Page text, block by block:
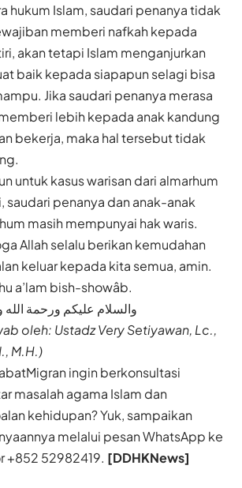
hukum Islam, saudari penanya tidak
memberi nafkah kepada
akan tetapi Islam menganjurkan
baik kepada siapapun selagi bisa
Jika saudari penanya merasa
lebih kepada anak kandung
bekerja, maka hal tersebut tidak
untuk kasus warisan dari almarhum
saudari penanya dan anak-anak
masih mempunyai hak waris.
Allah selalu berikan kemudahan
keluar kepada kita semua, amin.
a’lam bish-showâb.
والسلام عليكم ورحمة الله
oleh: Ustadz Very Setiyawan, Lc.,
M.H.)
ingin berkonsultasi
masalah agama Islam dan
kehidupan? Yuk, sampaikan
melalui pesan WhatsApp ke
+852 52982419. [DDHKNews]